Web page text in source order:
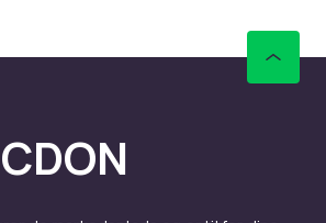
Med deres USB-drev
er det nemt at